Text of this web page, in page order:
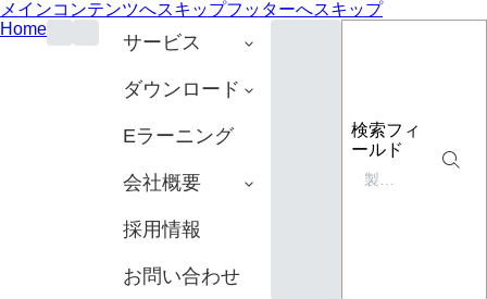
メインコンテンツへスキップフッターへスキップ
Home
サービス
ダウンロード
Eラーニング
会社概要
採用情報
お問い合わせ
検索フィ
ールド